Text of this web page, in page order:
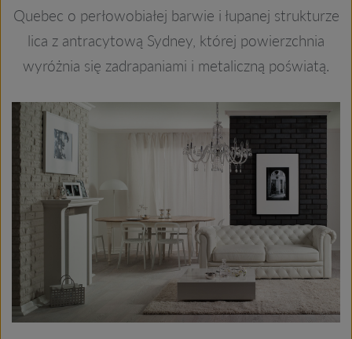
Quebec o perłowobiałej barwie i łupanej strukturze
lica z antracytową Sydney, której powierzchnia
wyróżnia się zadrapaniami i metaliczną poświatą.